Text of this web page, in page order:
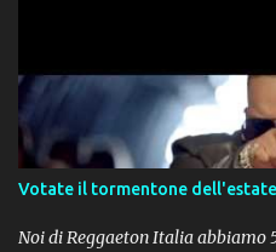
Votate il tormentone dell'estate
Noi di Reggaeton Italia abbiamo